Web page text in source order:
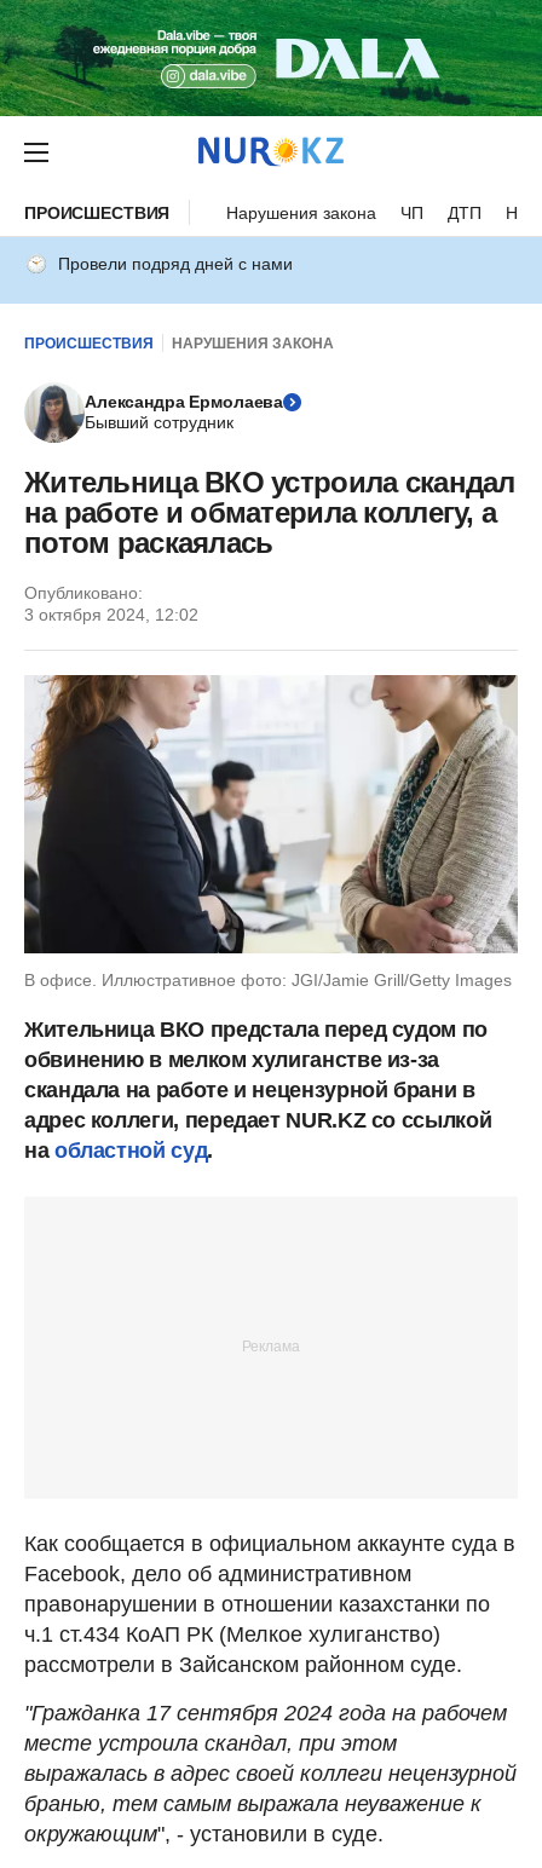
ПРОИСШЕСТВИЯ Нарушения закона ЧП ДТП
Провели подряд дней с нами
ПРОИСШЕСТВИЯ НАРУШЕНИЯ ЗАКОНА
Александра Ермолаева
Бывший сотрудник
Жительница ВКО устроила скандал
на работе и обматерила коллегу, а
потом раскаялась
Опубликовано:
3 октября 2024, 12:02
В офисе. Иллюстративное фото: JGI/Jamie Grill/Getty Images
Жительница ВКО предстала перед судом по
обвинению в мелком хулиганстве из-за
скандала на работе и нецензурной брани в
адрес коллеги, передает NUR.KZ со ссылкой
на областной суд.
Как сообщается в официальном аккаунте суда в
Facebook, дело об административном
правонарушении в отношении казахстанки по
ч.1 ст.434 КоАП РК (Мелкое хулиганство)
рассмотрели в Зайсанском районном суде.
"Гражданка 17 сентября 2024 года на рабочем
месте устроила скандал, при этом
выражалась в адрес своей коллеги нецензурной
бранью, тем самым выражала неуважение к
окружающим", - установили в суде.